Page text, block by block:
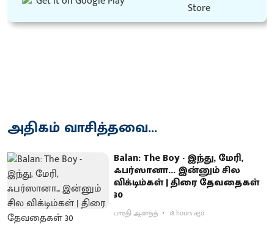
அதிகம் வாசித்தவை...
Balan: The Boy - இந்து, மேரி,
ஃபர்ஸானா... இன்னும் சில
விக்டிம்கள் | திரை தேவதைகள்
30
பாரதி ஆனந்த் 18 hours ago